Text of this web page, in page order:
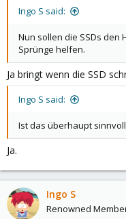
Ingo S said:
Nun sollen die SSDs den
Sprünge helfen.
Ja bringt wenn die SSD
Ingo S said:
Ist das überhaupt
Ja.
Ingo S
Renowned